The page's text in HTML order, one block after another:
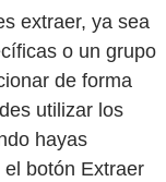
extraer, ya sea
o un grupo
de forma
utilizar los
hayas
botón Extraer